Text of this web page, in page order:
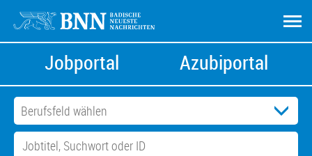
Jobportal Azubiportal